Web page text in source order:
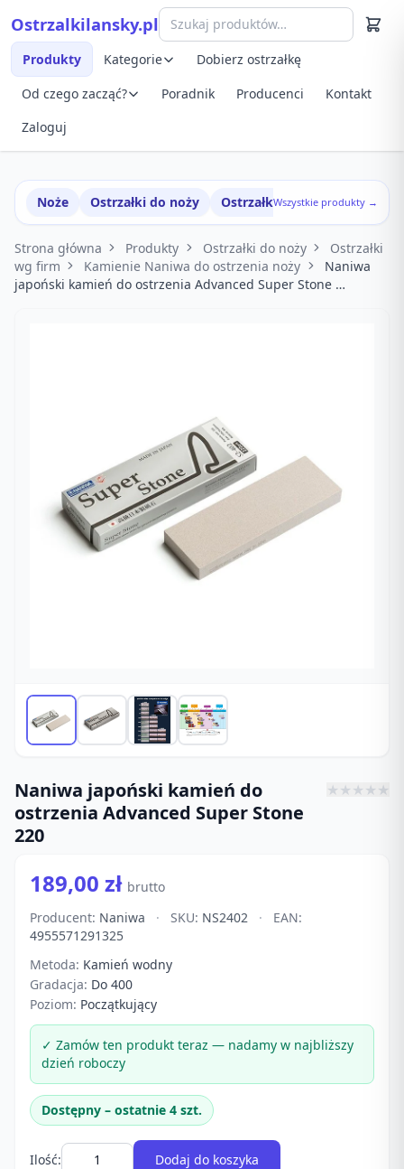
Ostrzalkilansky.pl
Produkty Kategorie
Dobierz ostrzałkę
Od czego zacząć?
Poradnik Producenci
Kontakt
Zaloguj
Noże Ostrzałki do noży Ostrzałki w zestawach
Wszystkie produkty →
Strona główna Produkty Ostrzałki do noży
Ostrzałki
wg firm
Kamienie Naniwa do ostrzenia noży
Naniwa
japoński kamień do ostrzenia Advanced Super Stone …
Naniwa japoński kamień do
ostrzenia Advanced Super Stone
220
★★★★★
189,00 zł brutto
Producent: Naniwa · SKU: NS2402 ·
EAN:
4955571291325
Metoda: Kamień wodny
Gradacja: Do 400
Poziom: Początkujący
✓ Zamów ten produkt teraz — nadamy w najbliższy
dzień roboczy
Dostępny – ostatnie 4 szt.
Ilość: Dodaj do koszyka
Szybki podgląd produktu